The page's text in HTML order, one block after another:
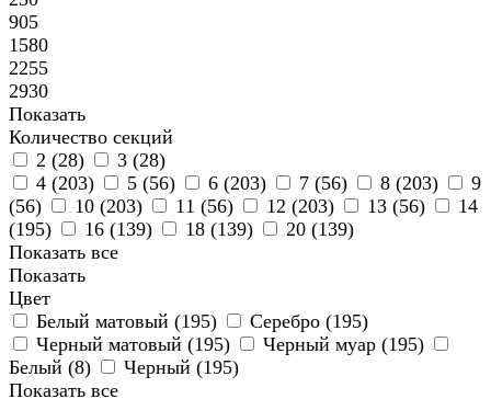
905
1580
2255
2930
Показать
Количество секций
2 (28) 3 (28)
4 (203) 5 (56) 6 (203) 7 (56) 8 (203)
9
(56) 10 (203) 11 (56) 12 (203) 13 (56)
14
(195) 16 (139) 18 (139) 20 (139)
Показать все
Показать
Цвет
Белый матовый (195) Серебро (195)
Черный матовый (195) Черный муар (195)
Белый (8) Черный (195)
Показать все